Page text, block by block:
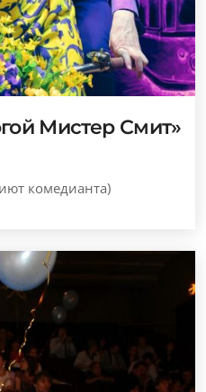
Мистер Смит»
комедианта)